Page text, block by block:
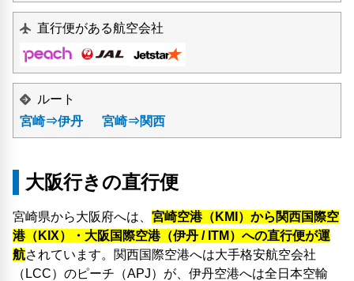
直行便がある航空会社
ルート
宮崎⇒伊丹
宮崎⇒関西
大阪行きの直行便
宮崎県から大阪府へは、 宮崎空港（KMI）から関西国際空
港（KIX）・大阪国際空港（伊丹 / ITM）への直行便が運
航されています。関西国際空港へは大手格安航空会社
（LCC）のピーチ（APJ）が、伊丹空港へは全日本空輸